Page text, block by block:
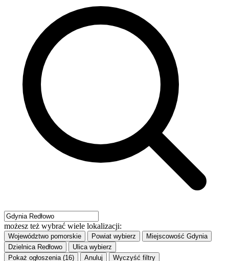
możesz też wybrać wiele lokalizacji:
Województwo pomorskie Powiat wybierz Miejscowość Gdynia
Dzielnica Redłowo Ulica wybierz
Pokaż ogłoszenia (16)
Anuluj Wyczyść filtry